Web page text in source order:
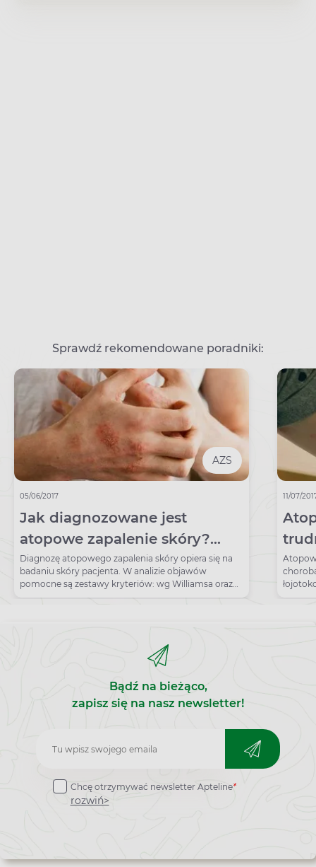
Sprawdź rekomendowane poradniki:
AZS
05/06/2017
Jak diagnozowane jest
atopowe zapalenie skóry?
Kryteria rozpoznania AZS
Diagnozę atopowego zapalenia skóry opiera się na
badaniu skóry pacjenta. W analizie objawów
pomocne są zestawy kryteriów: wg Williamsa oraz
Hanifina i Rajki.
11/07/
Bądź na bieżąco,
zapisz się na nasz newsletter!
Zapisz
do
newslettera
Chcę otrzymywać newsletter Apteline*
rozwiń>